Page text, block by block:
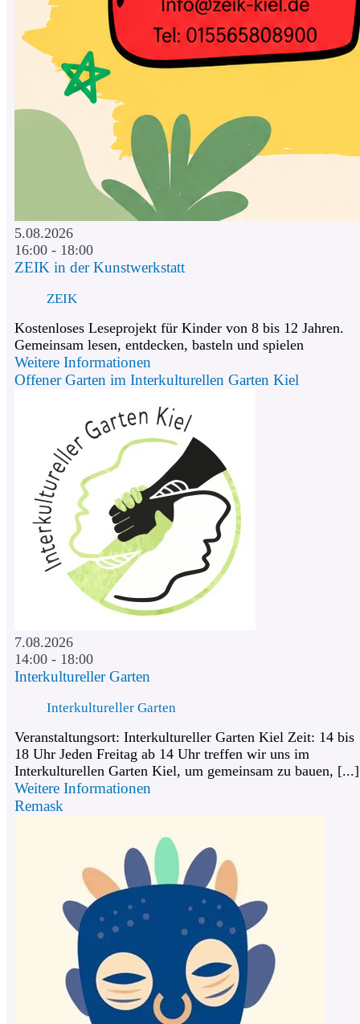
5.08.2026
16:00 - 18:00
ZEIK in der Kunstwerkstatt
ZEIK
Kostenloses Leseprojekt für Kinder von 8 bis 12 Jahren.
Gemeinsam lesen, entdecken, basteln und spielen
Weitere Informationen
Offener Garten im Interkulturellen Garten Kiel
7.08.2026
14:00 - 18:00
Interkultureller Garten
Interkultureller Garten
Veranstaltungsort: Interkultureller Garten Kiel Zeit: 14 bis
18 Uhr Jeden Freitag ab 14 Uhr treffen wir uns im
Interkulturellen Garten Kiel, um gemeinsam zu bauen, [...]
Weitere Informationen
Remask